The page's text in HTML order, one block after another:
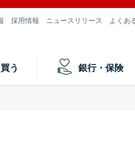
採用情報 ニュースリリース よくあ
買う 銀行・保険